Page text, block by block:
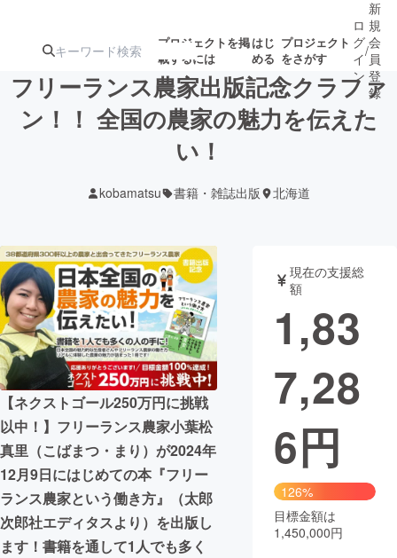
プロジェクトを掲
載するには
はじ
める
プロジェクト
をさがす
注目の新着プロ
テクノロジー・ガジェット
映像・映画 書籍・雑誌
ビジネス・起業 チャレンジ
まちづくり・地域活性化
CAMPFIRE for Social Good
CAMPFIRE Creation
CAMPFIREふるさと納税 machi-ya コミュニティ
ロ
グ
イ
ン
/
新
規
会
員
登
録
フリーランス農家出版記念クラファ
ン！！ 全国の農家の魅力を伝えた
い！
kobamatsu 書籍・雑誌出版 北海道
【ネクストゴール250万円に挑戦
以中！】フリーランス農家小葉松
真里（こばまつ・まり）が2024年
12月9日にはじめての本『フリー
ランス農家という働き方』（太郎
次郎社エディタスより）を出版し
ます！書籍を通して1人でも多く
現在の支援総
額
1,83
7,28
6円
126%
目標金額は
1,450,000円